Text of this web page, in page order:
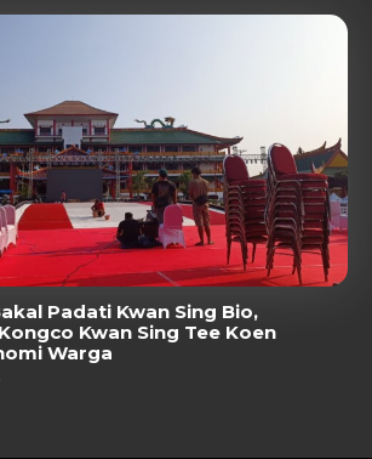
Padati Kwan Sing Bio,
Kwan Sing Tee Koen
Warga